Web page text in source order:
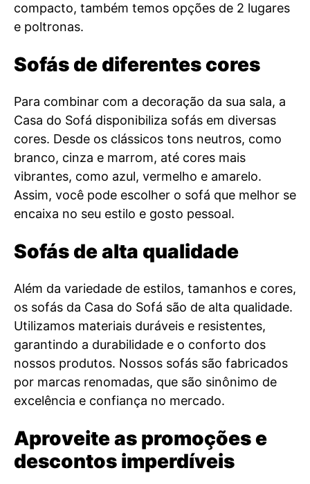
compacto, também temos opções de 2 lugares
e poltronas.
Sofás de diferentes cores
Para combinar com a decoração da sua sala, a
Casa do Sofá disponibiliza sofás em diversas
cores. Desde os clássicos tons neutros, como
branco, cinza e marrom, até cores mais
vibrantes, como azul, vermelho e amarelo.
Assim, você pode escolher o sofá que melhor se
encaixa no seu estilo e gosto pessoal.
Sofás de alta qualidade
Além da variedade de estilos, tamanhos e cores,
os sofás da Casa do Sofá são de alta qualidade.
Utilizamos materiais duráveis e resistentes,
garantindo a durabilidade e o conforto dos
nossos produtos. Nossos sofás são fabricados
por marcas renomadas, que são sinônimo de
excelência e confiança no mercado.
Aproveite as promoções e
descontos imperdíveis